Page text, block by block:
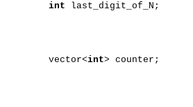
int last_digit_of_N;
vector<int> counter;